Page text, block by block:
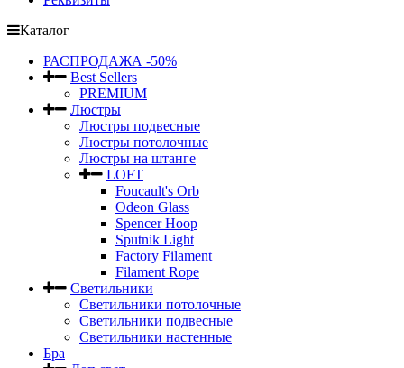
Каталог
РАСПРОДАЖА -50%
Best Sellers
PREMIUM
Люстры
Люстры подвесные
Люстры потолочные
Люстры на штанге
LOFT
Foucault's Orb
Odeon Glass
Spencer Hoop
Sputnik Light
Factory Filament
Filament Rope
Светильники
Светильники потолочные
Светильники подвесные
Светильники настенные
Бра